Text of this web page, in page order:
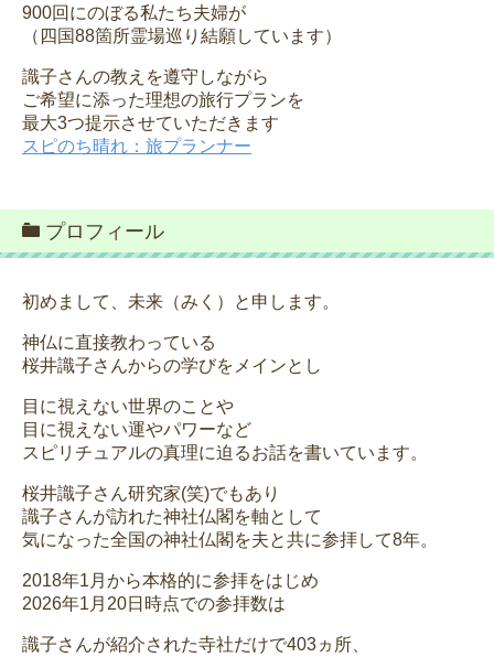
900回にのぼる私たち夫婦が
（四国88箇所霊場巡り結願しています）
識子さんの教えを遵守しながら
ご希望に添った理想の旅行プランを
最大3つ提示させていただきます
スピのち晴れ：旅プランナー
プロフィール
初めまして、未来（みく）と申します。
神仏に直接教わっている
桜井識子さんからの学びをメインとし
目に視えない世界のことや
目に視えない運やパワーなど
スピリチュアルの真理に迫るお話を書いています。
桜井識子さん研究家(笑)でもあり
識子さんが訪れた神社仏閣を軸として
気になった全国の神社仏閣を夫と共に参拝して8年。
2018年1月から本格的に参拝をはじめ
2026年1月20日時点での参拝数は
識子さんが紹介された寺社だけで403ヵ所、